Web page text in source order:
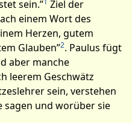
sein.” Ziel der
einem Wort des
Herzen, gutem
Glauben”2. Paulus fügt
aber manche
leerem Geschwätz
sein, verstehen
sagen und worüber sie